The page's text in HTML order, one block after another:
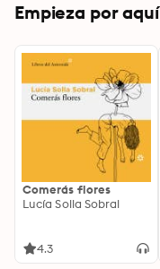
Empieza por aquí
Comerás flores
Lucía Solla Sobral
4.3